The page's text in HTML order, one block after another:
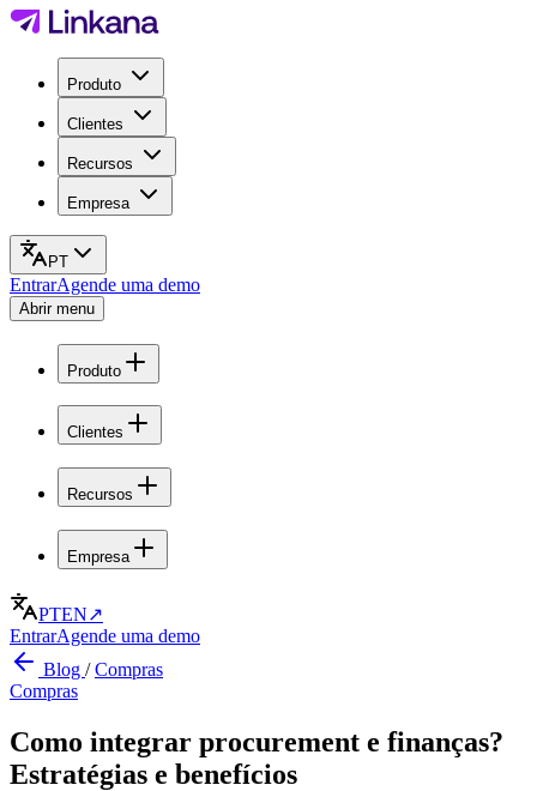
Produto
Clientes
Recursos
Empresa
PT
EntrarAgende uma demo
Abrir menu
Produto
Clientes
Recursos
Empresa
PTEN↗
EntrarAgende uma demo
Blog /Compras
Compras
Como integrar procurement e finanças?
Estratégias e benefícios